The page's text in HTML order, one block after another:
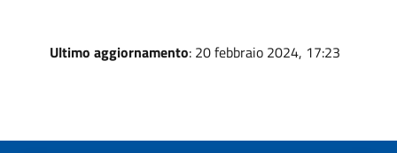
Ultimo aggiornamento: 20 febbraio 2024, 17:23